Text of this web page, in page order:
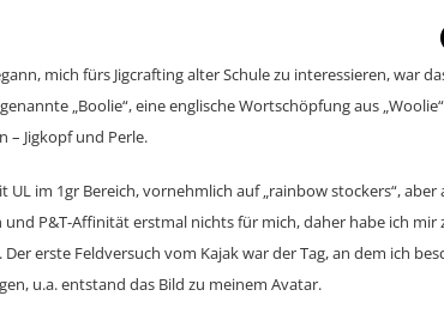
mich fürs Jigcrafting alter Schule zu interessieren, war
„Boolie“, eine englische Wortschöpfung aus
– Jigkopf und Perle.
UL im 1gr Bereich, vornehmlich auf „rainbow stockers“, aber
und P&T-Affinität erstmal nichts für mich, daher habe ich mir
erste Feldversuch vom Kajak war der Tag, an dem ich
u.a. entstand das Bild zu meinem Avatar.